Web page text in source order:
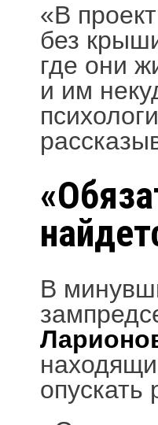
«В
без
где они
и им
В
опускать